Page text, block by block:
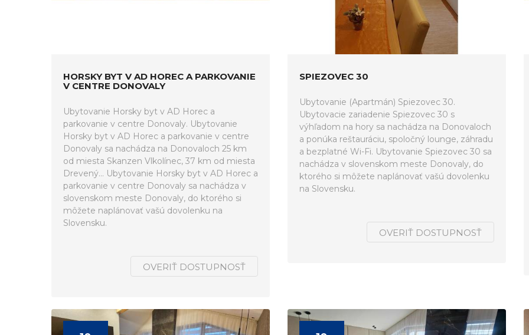
HORSKY BYT V AD HOREC A PARKOVANIE
V CENTRE DONOVALY
Ubytovanie Horsky byt v AD Horec a
parkovanie v centre Donovaly. Ubytovanie
Horsky byt v AD Horec a parkovanie v centre
Donovaly sa nachádza na Donovaloch 25 km
od miesta Skanzen Vlkolínec, 37 km od miesta
Drevený... Ubytovanie Horsky byt v AD Horec a
parkovanie v centre Donovaly sa nachádza v
slovenskom meste Donovaly, do ktorého si
môžete naplánovať vašú dovolenku na
Slovensku.
OVERIŤ DOSTUPNOSŤ
SPIEZOVEC 30
Ubytovanie (Apartmán) Spiezovec 30.
Ubytovacie zariadenie Spiezovec 30 s
výhľadom na hory sa nachádza na Donovaloch
a ponúka reštauráciu, spoločný lounge, záhradu
a bezplatné Wi-Fi. Ubytovanie Spiezovec 30 sa
nachádza v slovenskom meste Donovaly, do
ktorého si môžete naplánovať vašú dovolenku
na Slovensku.
OVERIŤ DOSTUPNOSŤ